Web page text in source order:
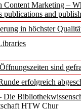
Content Marketing –
publications and
in höchster
sind
erfolgreich
Die
HTW Chur